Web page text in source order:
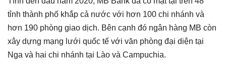
tỉnh thành phố khắp cả nước với hơn 100 chi nhánh và
hơn 190 phòng giao dịch. Bên cạnh đó ngân hàng MB còn
xây dựng mạng lưới quốc tế với văn phòng đại diện tại
Nga và hai chi nhánh tại Lào và Campuchia.